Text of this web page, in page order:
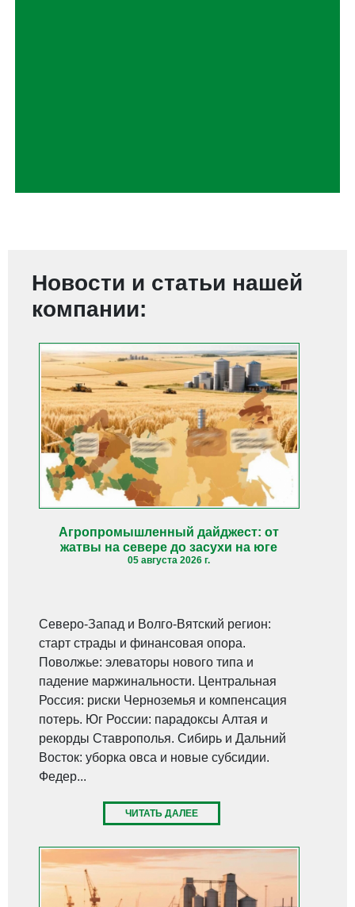
Новости и статьи нашей
компании:
Агропромышленный дайджест: от
жатвы на севере до засухи на юге
05 августа 2026 г.
Северо-Запад и Волго-Вятский регион:
старт страды и финансовая опора.
Поволжье: элеваторы нового типа и
падение маржинальности. Центральная
Россия: риски Черноземья и компенсация
потерь. Юг России: парадоксы Алтая и
рекорды Ставрополья. Сибирь и Дальний
Восток: уборка овса и новые субсидии.
Федер...
ЧИТАТЬ ДАЛЕЕ